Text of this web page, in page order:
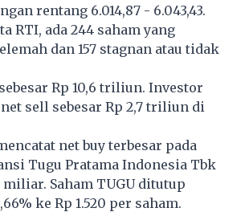
rentang 6.014,87 - 6.043,43.
RTI, ada 244 saham yang
dan 157 stagnan atau tidak
Rp 10,6 triliun. Investor
sell sebesar Rp 2,7 triliun di
net buy terbesar pada
Tugu Pratama Indonesia Tbk
miliar. Saham TUGU ditutup
ke Rp 1.520 per saham.